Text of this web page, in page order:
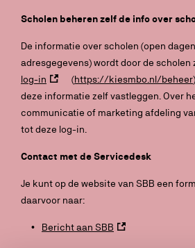
Scholen beheren zelf de info over
De informatie over scholen (open
adresgegevens) wordt door de scholen
log-in
(https://kiesmbo.nl/beheer
deze informatie zelf vastleggen. Over
communicatie of marketing afdeling
tot deze log-in.
Contact met de Servicedesk
Je kunt op de website van SBB een
daarvoor naar:
Bericht aan SBB